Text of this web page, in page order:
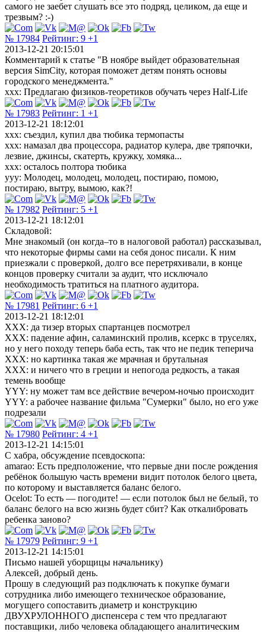
самого не заебет слушать все это подряд, целиком, да еще и
трезвым? :-)
№ 17984 Рейтинг: 9 +1
2013-12-21 20:15:01
Комментарий к статье "В ноябре выйдет образовательная
версия SimCity, которая поможет детям понять основы
городского менеджмента."
xxx: Предлагаю физиков-теоретиков обучать через Half-Life
№ 17983 Рейтинг: 1 +1
2013-12-21 18:12:01
xxx: съездил, купил два тюбика термопасты
xxx: намазал два процессора, радиатор кулера, две тряпочки,
лезвие, джинсы, скатерть, кружку, хомяка...
xxx: осталось полтора тюбика
yyy: Молодец, молодец, молодец, постираю, помою,
постираю, вытру, вымою, как?!
№ 17982 Рейтинг: 5 +1
2013-12-21 18:12:01
Складовой:
Мне знакомый (он когда–то в налоговой работал) рассказывал,
что некоторые фирмы сами на себя донос писали. К ним
приезжали с проверкой, долго все перетряхивали, в конце
концов проверку считали за аудит, что исключало
необходимость тратиться на платного аудитора.
№ 17981 Рейтинг: 6 +1
2013-12-21 18:12:01
XXX: да тизер вторых спартанцев посмотрел
XXX: падение афин, саламинский пролив, ксеркс в труселях,
но у него походу теперь баба есть, так что не педик теперича
XXX: но картинка такая же мрачная и брутальная
XXX: и ничего что в греции и непогода редкость, а такая
темень вообще
YYY: ну может там все действие вечером-ночью происходит
YYY: а рабочее название фильма "Сумерки" было, но его уже
подрезали
№ 17980 Рейтинг: 4 +1
2013-12-21 14:15:01
С хабра, обсуждение псевдоскопа:
amarao: Есть предположение, что первые дни после рождения
ребёнок большую часть времени видит потолок белого цвета,
по которому и выставляется баланс белого.
Ocelot: То есть — погодите! — если потолок был не белый, то
баланс белого на всю жизнь будет сбит? Как откалибровать
ребенка заново?
№ 17979 Рейтинг: 9 +1
2013-12-21 14:15:01
Письмо нашей уборщицы начальнику)
Алексей, добрый день.
Прошу в следующий раз подключать к покупке бумаги
сотрудника либо имеющего техническое образование,
могущего сопоставить диаметр и конструкцию
ДВУХРУЛОННОГО диспенсера с тем что предлагают
поставщики, либо человека обладающего аналитическим